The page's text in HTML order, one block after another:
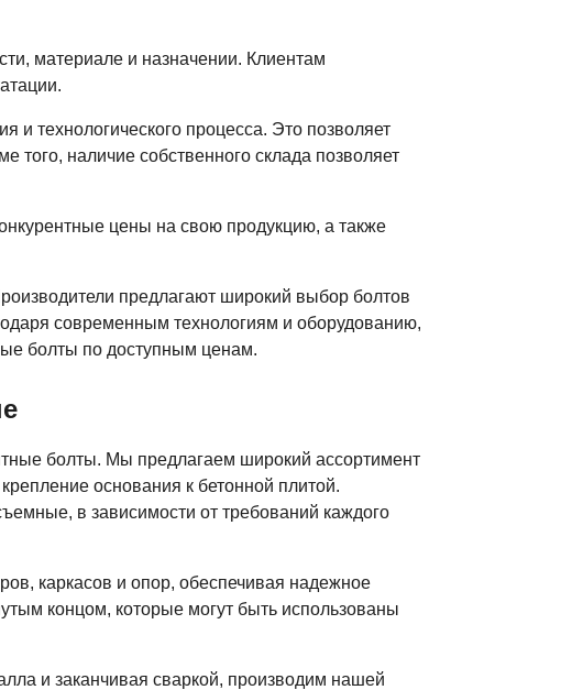
материале и назначении. Клиентам
и технологического процесса. Это позволяет
того, наличие собственного склада позволяет
цены на свою продукцию, а также
предлагают широкий выбор болтов
современным технологиям и оборудованию,
болты по доступным ценам.
болты. Мы предлагаем широкий ассортимент
основания к бетонной плитой.
в зависимости от требований каждого
каркасов и опор, обеспечивая надежное
концом, которые могут быть использованы
и заканчивая сваркой, производим нашей